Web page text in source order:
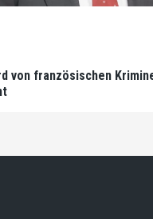
von französischen